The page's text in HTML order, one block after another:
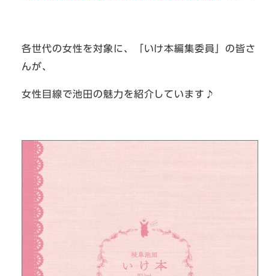
各世代の女性を対象に、「いけ本編集委員」の皆さ
んが、
女性目線で池田の魅力を紹介しています♪